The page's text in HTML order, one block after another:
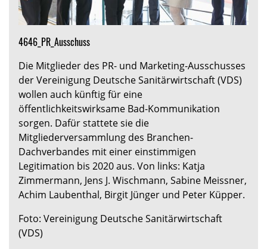
4646_PR_Ausschuss
Die Mitglieder des PR- und Marketing-Ausschusses
der Vereinigung Deutsche Sanitärwirtschaft (VDS)
wollen auch künftig für eine
öffentlichkeitswirksame Bad-Kommunikation
sorgen. Dafür stattete sie die
Mitgliederversammlung des Branchen-
Dachverbandes mit einer einstimmigen
Legitimation bis 2020 aus. Von links: Katja
Zimmermann, Jens J. Wischmann, Sabine Meissner,
Achim Laubenthal, Birgit Jünger und Peter Küpper.
Foto: Vereinigung Deutsche Sanitärwirtschaft
(VDS)